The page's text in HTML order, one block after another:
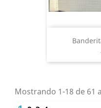
Mostrando 1-18 de 61